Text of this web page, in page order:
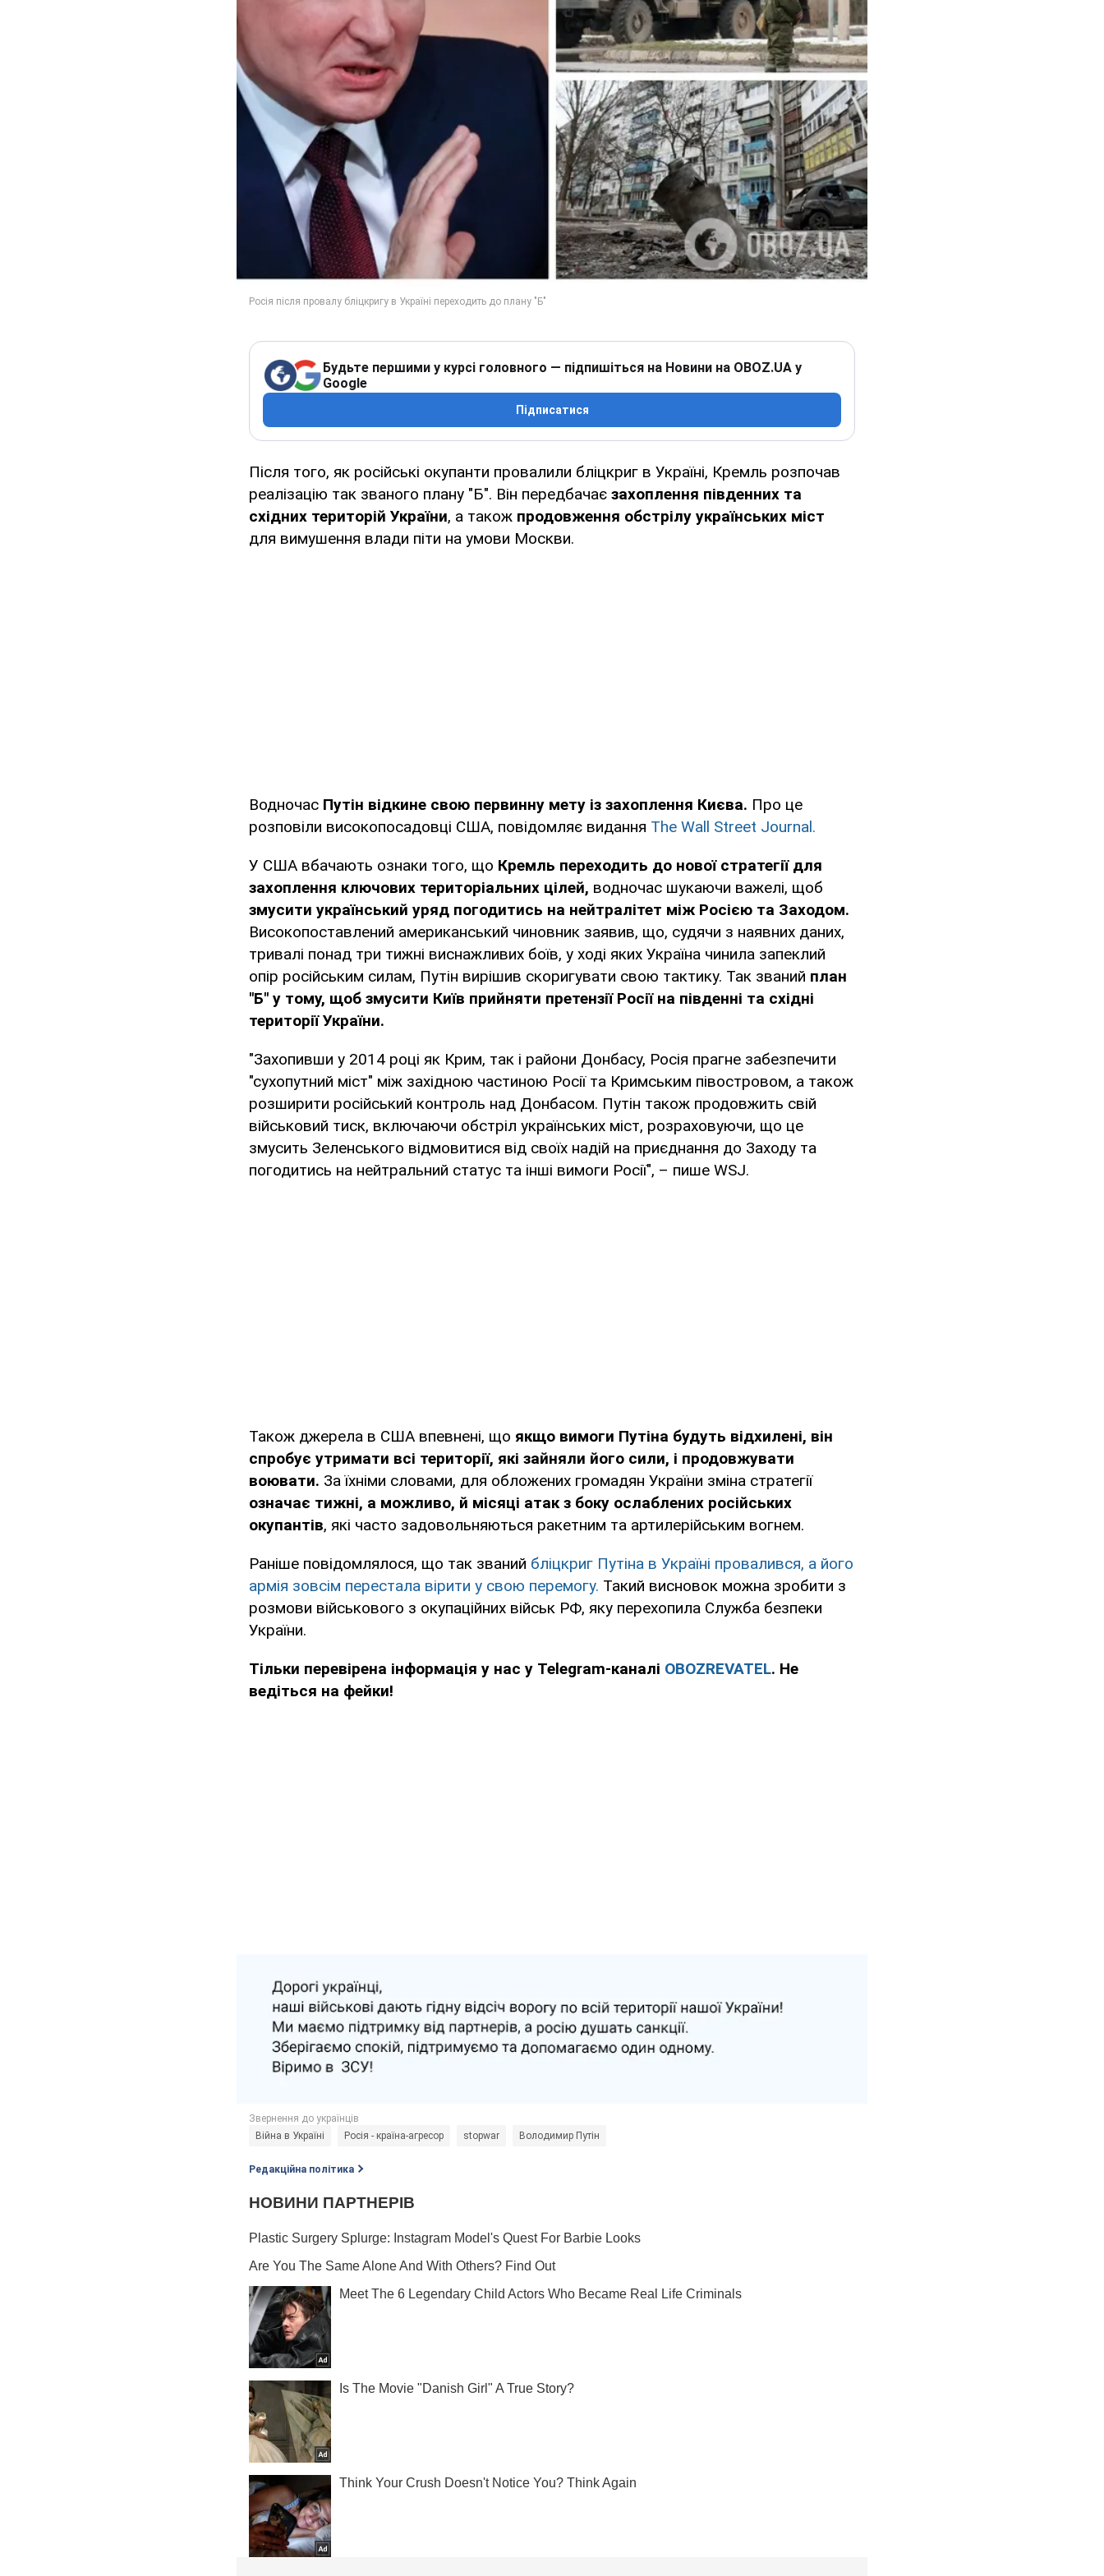
Будьте першими у курсі головного — підпишіться на Новини на OBOZ.UA у
Google
Підписатися
Після того, як російські окупанти провалили бліцкриг в Україні, Кремль розпочав
реалізацію так званого плану "Б". Він передбачає захоплення південних та
східних територій України, а також продовження обстрілу українських міст
для вимушення влади піти на умови Москви.
Водночас Путін відкине свою первинну мету із захоплення Києва. Про це
розповіли високопосадовці США, повідомляє видання The Wall Street Journal.
У США вбачають ознаки того, що Кремль переходить до нової стратегії для
захоплення ключових територіальних цілей, водночас шукаючи важелі, щоб
змусити український уряд погодитись на нейтралітет між Росією та Заходом.
Високопоставлений американський чиновник заявив, що, судячи з наявних даних,
тривалі понад три тижні виснажливих боїв, у ході яких Україна чинила запеклий
опір російським силам, Путін вирішив скоригувати свою тактику. Так званий план
"Б" у тому, щоб змусити Київ прийняти претензії Росії на південні та східні
території України.
"Захопивши у 2014 році як Крим, так і райони Донбасу, Росія прагне забезпечити
"сухопутний міст" між західною частиною Росії та Кримським півостровом, а також
розширити російський контроль над Донбасом. Путін також продовжить свій
військовий тиск, включаючи обстріл українських міст, розраховуючи, що це
змусить Зеленського відмовитися від своїх надій на приєднання до Заходу та
погодитись на нейтральний статус та інші вимоги Росії", – пише WSJ.
Також джерела в США впевнені, що якщо вимоги Путіна будуть відхилені, він
спробує утримати всі території, які зайняли його сили, і продовжувати
воювати. За їхніми словами, для обложених громадян України зміна стратегії
означає тижні, а можливо, й місяці атак з боку ослаблених російських
окупантів, які часто задовольняються ракетним та артилерійським вогнем.
Раніше повідомлялося, що так званий бліцкриг Путіна в Україні провалився, а його
армія зовсім перестала вірити у свою перемогу. Такий висновок можна зробити з
розмови військового з окупаційних військ РФ, яку перехопила Служба безпеки
України.
Тільки перевірена інформація у нас у Telegram-каналі OBOZREVATEL. Не
ведіться на фейки!
Війна в Україні Росія - країна-агресор stopwar Володимир Путін
Редакційна політика